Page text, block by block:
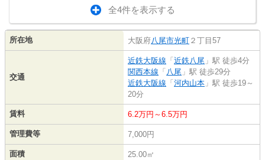
全4件を表示する
所在地 大阪府八尾市光町 ２丁目57
交通
近鉄大阪線 「 近鉄八尾 」駅 徒歩4分
関西本線 「 八尾 」駅 徒歩29分
近鉄大阪線 「 河内山本 」駅 徒歩19～
20分
賃料 6.2万円～6.5万円
管理費等 7,000円
面積 25.00㎡